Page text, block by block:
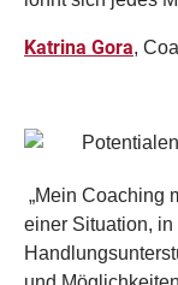
Katrina Gora,
„Mein Coaching
einer Situation, in